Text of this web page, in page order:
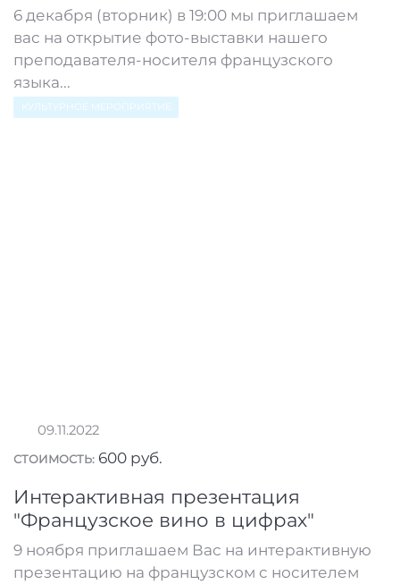
6 декабря (вторник) в 19:00 мы приглашаем
вас на открытие фото-выставки нашего
преподавателя-носителя французского
языка...
КУЛЬТУРНОЕ МЕРОПРИЯТИЕ
09.11.2022
СТОИМОСТЬ: 600 руб.
Интерактивная презентация
"Французское вино в цифрах"
9 ноября приглашаем Вас на интерактивную
презентацию на французском с носителем